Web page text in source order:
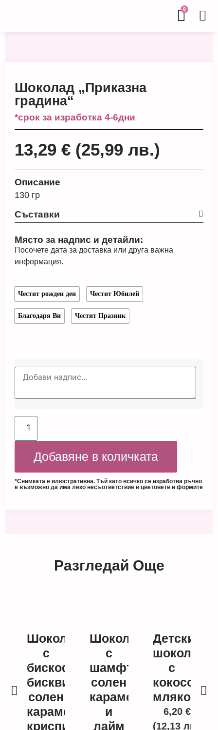
0
Шоколад „Приказна
градина“
*срок за изработка 4-6дни
13,29 € (25,99 лв.)
Описание
130 гр
Съставки
Място за надпис и детайли:
Посочете дата за доставка или друга важна
информация.
Честит рожден ден Честит Юбилей
Благодаря Ви Честит Празник
Добавяне в количката
*Снимката е илюстративна. Тъй като всичко се изработва ръчно
е възможно да има леко несъответствие в цветовете и формите
Разгледай Още
Шоколад
с
бискоф
бисквита,
солен
карамел
криспи
Шоколад
с
шамфъстък,
солен
карамел
и
лайм
Детски
шоколад
с
кокосово
мляко
6,20€
(12,13 лв.)